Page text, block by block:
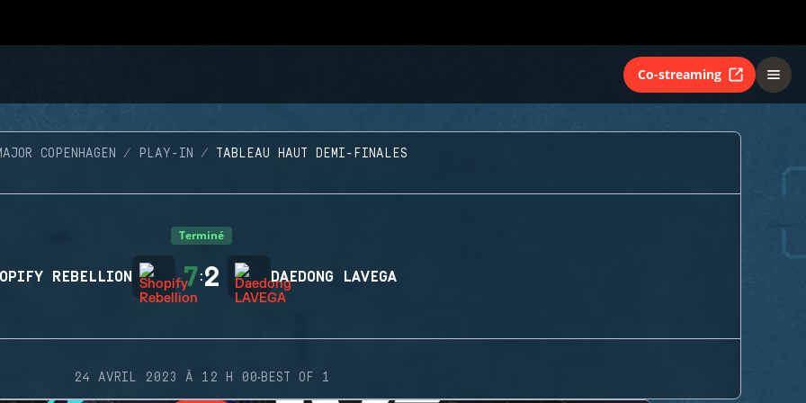
Co-streaming
COPENHAGEN PLAY-IN TABLEAU HAUT DEMI-FINALES
Terminé
REBELLION 7:2 DAEDONG LAVEGA
24 AVRIL 2023 À 12 H 00·BEST OF 1